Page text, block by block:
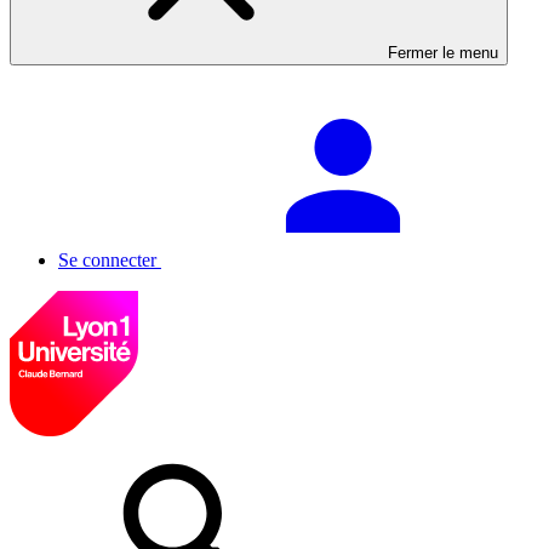
Fermer le menu
Se connecter